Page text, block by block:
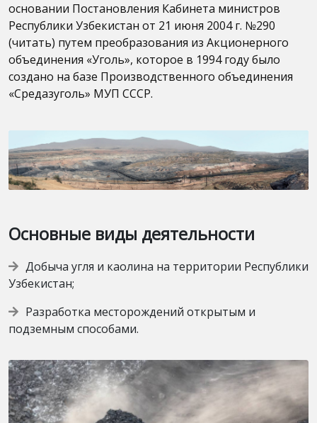
основании Постановления Кабинета министров
Республики Узбекистан от 21 июня 2004 г. №290
(читать) путем преобразования из Акционерного
объединения «Уголь», которое в 1994 году было
создано на базе Производственного объединения
«Средазуголь» МУП СССР.
Основные виды деятельности
Добыча угля и каолина на территории Республики
Узбекистан;
Разработка месторождений открытым и
подземным способами.